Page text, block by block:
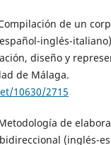
de un
inglés-
diseño y
de Málaga.
10630/2715
de
(inglés-